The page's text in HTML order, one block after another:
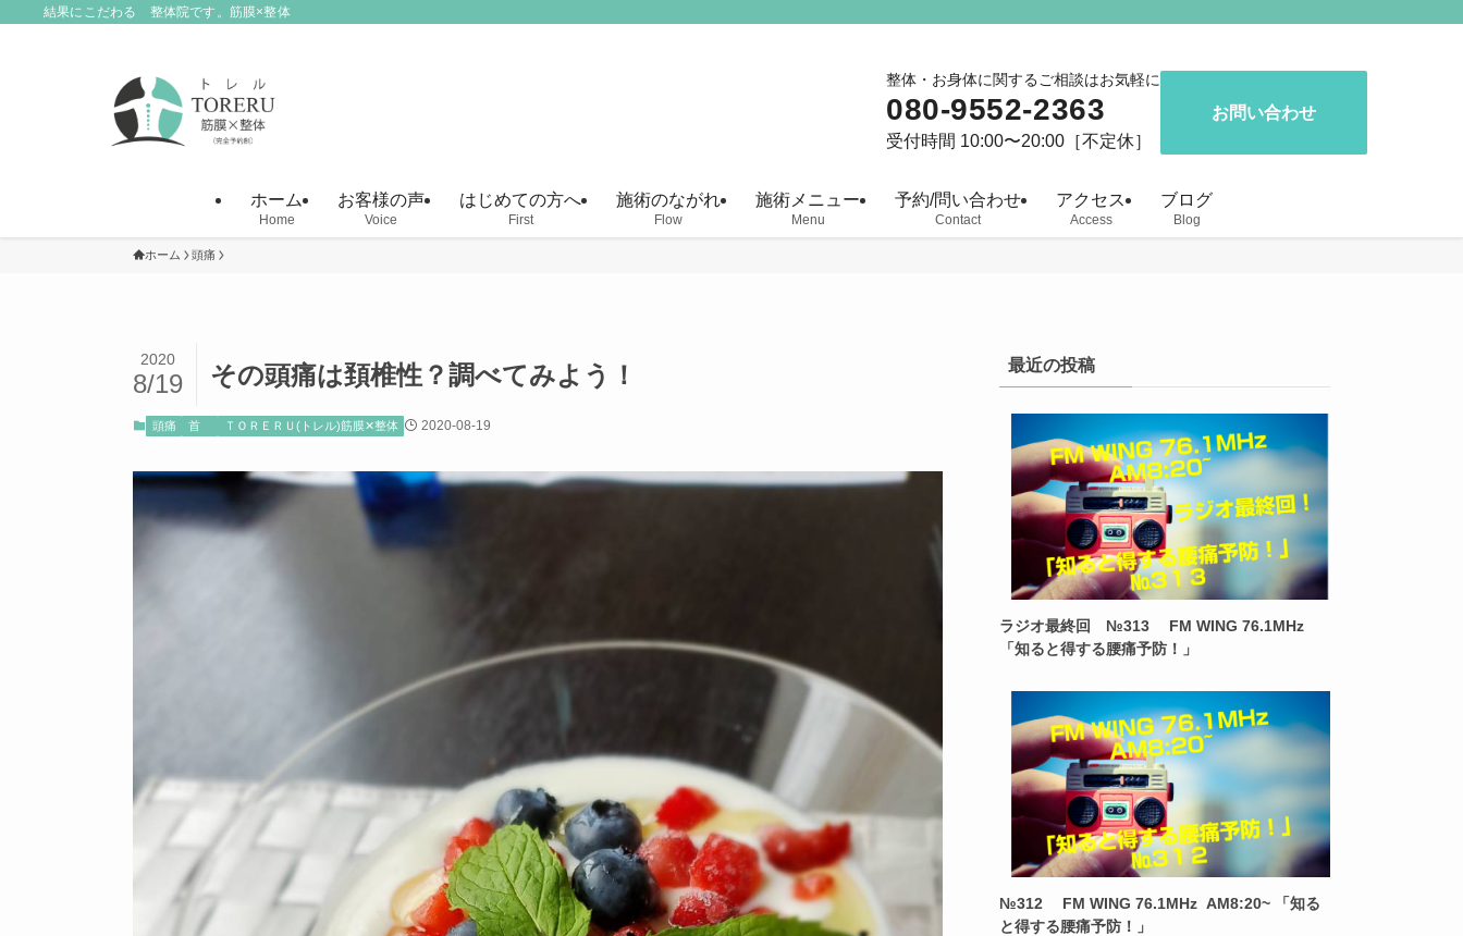
結果にこだわる 整体院です。筋膜×整体
ホーム
Home
お客様の声
Voice
はじめての方へ
First
施術のながれ
Flow
施術メニュー
Menu
予約/問い合わせ
Contact
アクセス
Access
ブログ
Blog
整体・お身体に関するご相談はお気軽に
080-9552-2363
受付時間 10:00〜20:00［不定休］
お問い合わせ
ホーム 頭痛
その頭痛は頚椎性？調べてみよう！
2020
8/19
頭痛 首 ＴＯＲＥＲＵ(トレル)筋膜✕整体 2020-08-19
最近の投稿
ラジオ最終回 №313 FM WING 76.1MHz
「知ると得する腰痛予防！」
№312 FM WING 76.1MHz AM8:20~ 「知る
と得する腰痛予防！」